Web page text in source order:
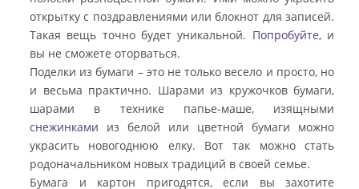
открытку с поздравлениями или блокнот для записей.
Такая вещь точно будет уникальной. Попробуйте, и
вы не сможете оторваться.
Поделки из бумаги – это не только весело и просто, но
и весьма практично. Шарами из кружочков бумаги,
шарами в технике папье-маше, изящными
снежинками из белой или цветной бумаги можно
украсить новогоднюю елку. Вот так можно стать
родоначальником новых традиций в своей семье.
Бумага и картон пригодятся, если вы захотите